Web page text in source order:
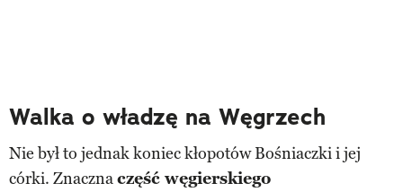
Walka o władzę na Węgrzech
Nie był to jednak koniec kłopotów Bośniaczki i jej
córki. Znacznaczęść węgierskiego